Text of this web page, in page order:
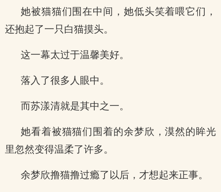
她被猫猫们围在中间，她低头笑着喂它们，
还抱起了一只白猫摸头。
这一幕太过于温馨美好。
落入了很多人眼中。
而苏漾清就是其中之一。
她看着被猫猫们围着的余梦欣，漠然的眸光
里忽然变得温柔了许多。
余梦欣撸猫撸过瘾了以后，才想起来正事。